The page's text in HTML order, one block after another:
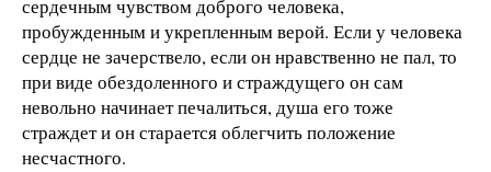
сердечным чувством доброго человека,
пробужденным и укрепленным верой. Если у человека
сердце не зачерствело, если он нравственно не пал, то
при виде обездоленного и страждущего он сам
невольно начинает печалиться, душа его тоже
страждет и он старается облегчить положение
несчастного.